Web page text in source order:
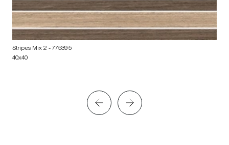
Stripes Mix 2 - 775395
40x40